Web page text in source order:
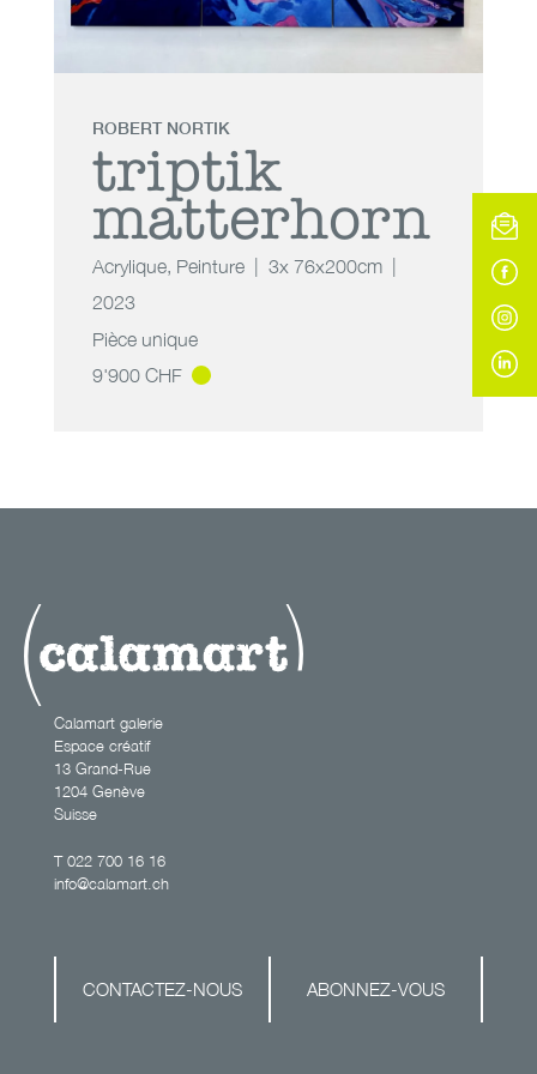
ROBERT NORTIK
triptik
matterhorn
Acrylique, Peinture
3x 76x200cm
2023
Pièce unique
9'900 CHF
triptik
Calamart galerie
Espace créatif
13 Grand-Rue
1204 Genève
Suisse
T 022 700 16 16
info@calamart.ch
CONTACTEZ-NOUS ABONNEZ-VOUS